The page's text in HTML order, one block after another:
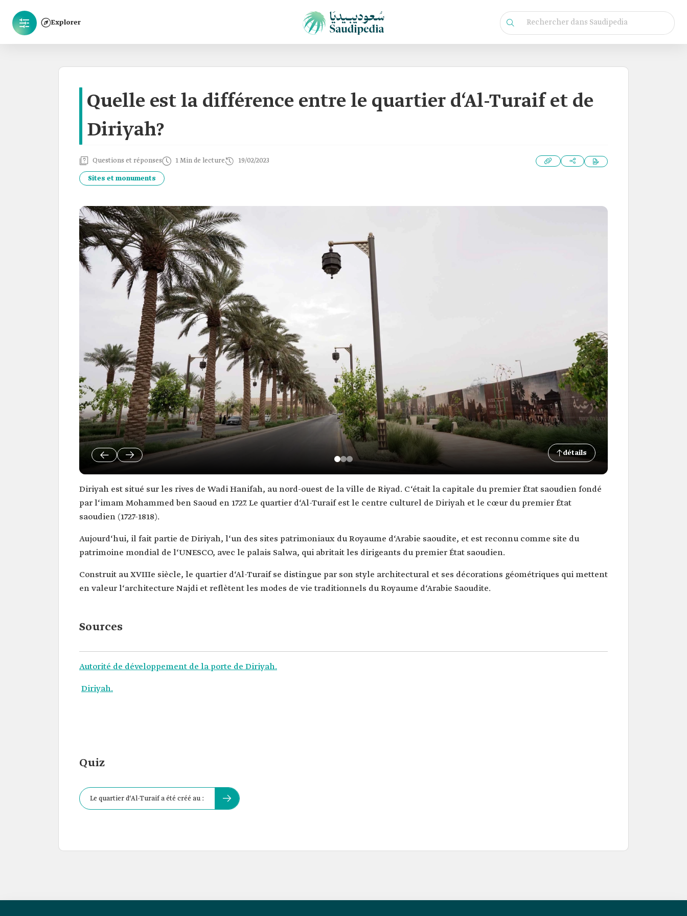
Explorer
Quelle est la différence entre le quartier d‘Al-Turaif et de
Diriyah?
Questions et réponses 1 Min de lecture 19/02/2023
Sites et monuments
détails
Diriyah est situé sur les rives de ‏Wadi Hanifah‏, au nord-ouest de la ‏ville de Riyad‏. C‘était la capitale du premier État saoudien fondé
par l‘imam Mohammed ben Saoud en 1727. Le quartier d‘Al-Turaif est le centre culturel de Diriyah et le cœur du premier État
saoudien (1727-1818).
Aujourd‘hui, il fait partie de Diriyah, l‘un des sites patrimoniaux du Royaume d‘Arabie saoudite, et est reconnu comme site du
patrimoine mondial de l‘UNESCO, avec le palais Salwa, qui abritait les dirigeants du premier État saoudien.
Construit au XVIIIe siècle, le quartier d‘Al-Turaif se distingue par son style architectural et ses décorations géométriques qui mettent
en valeur l‘architecture Najdi et reflètent les modes de vie traditionnels du Royaume d‘Arabie Saoudite.
Sources
Autorité de développement de la porte de Diriyah.
Diriyah.
Quiz
Le quartier d‘Al-Turaif a été créé au :